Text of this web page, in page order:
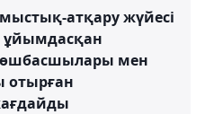
атқару жүйесі
ұйымдасқан
мен
отырған